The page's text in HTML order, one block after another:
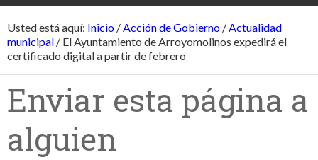
Usted está aquí: Inicio /Acción de Gobierno /Actualidad
municipal / El Ayuntamiento de Arroyomolinos expedirá el
certificado digital a partir de febrero
Enviar esta página a
alguien